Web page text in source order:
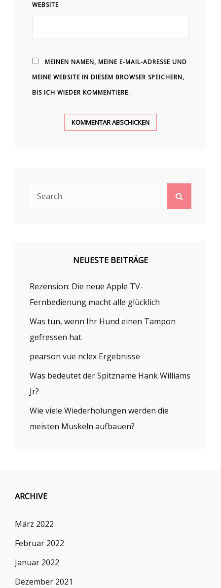
WEBSITE
MEINEN NAMEN, MEINE E-MAIL-ADRESSE UND
MEINE WEBSITE IN DIESEM BROWSER SPEICHERN,
BIS ICH WIEDER KOMMENTIERE.
NEUESTE BEITRÄGE
Rezension: Die neue Apple TV-
Fernbedienung macht alle glücklich
Was tun, wenn Ihr Hund einen Tampon
gefressen hat
pearson vue nclex Ergebnisse
Was bedeutet der Spitzname Hank Williams
Jr?
Wie viele Wiederholungen werden die
meisten Muskeln aufbauen?
ARCHIVE
März 2022
Februar 2022
Januar 2022
Dezember 2021